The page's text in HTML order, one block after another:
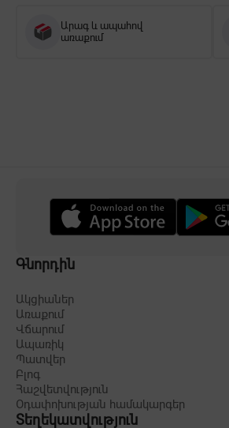
Արագ և ապահով
առաքում
Գնորդին
Ակցիաներ
Առաքում
Վճարում
Ապառիկ
Պատվեր
Բլոգ
Հաշվետվություն
Օդափոխության համակարգեր
Տեղեկատվություն